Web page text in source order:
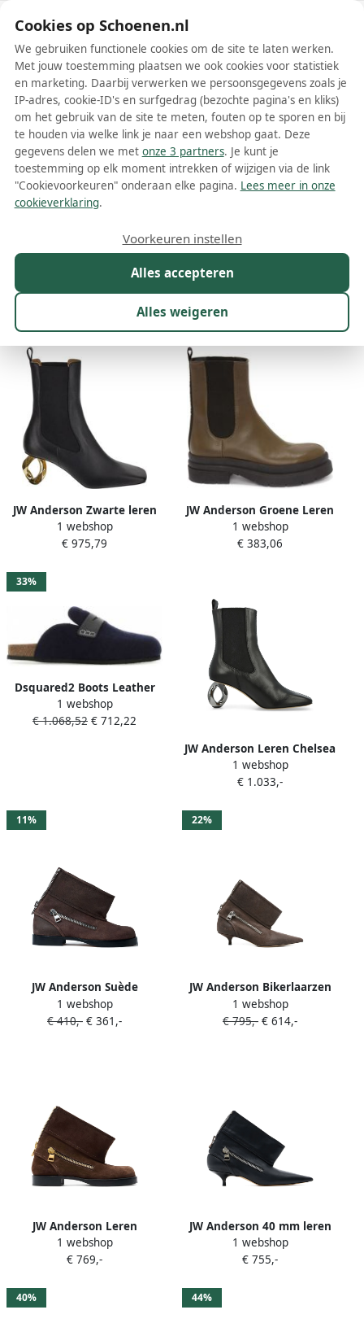
Schoenen.nl
Wis filters Alle filters
JW Anderson dames boots
Meer lezen
Kleur Prijs
13 resultaten:
JW Anderson Zwarte leren
enkellaarsjes slip-on
1 webshop
€ 975,79
JW Anderson Groene Leren
Combat Enkellaarzen Green
Dames
1 webshop
€ 383,06
33%
Dsquared2 Boots Leather
Boots in zwart
1 webshop
€ 1.068,52 € 712,22
JW Anderson Leren Chelsea
laarzen met kettinghak
Zwart
1 webshop
€ 1.033,-
11%
JW Anderson Suède
enkellaarzen Bruin
1 webshop
€ 410,- € 361,-
22%
JW Anderson Bikerlaarzen
met kitten hak Bruin
1 webshop
€ 795,- € 614,-
JW Anderson Leren
enkellaarzen Bruin
1 webshop
€ 769,-
JW Anderson 40 mm leren
enkellaarzen Zwart
1 webshop
€ 755,-
40% 44%
Cookies op Schoenen.nl
We gebruiken functionele cookies om de site te laten werken.
Met jouw toestemming plaatsen we ook cookies voor statistiek
en marketing. Daarbij verwerken we persoonsgegevens zoals je
IP-adres, cookie-ID's en surfgedrag (bezochte pagina's en kliks)
om het gebruik van de site te meten, fouten op te sporen en bij
te houden via welke link je naar een webshop gaat. Deze
gegevens delen we met onze 3 partners. Je kunt je
toestemming op elk moment intrekken of wijzigen via de link
"Cookievoorkeuren" onderaan elke pagina. Lees meer in onze
cookieverklaring.
Alles accepteren
Alles weigeren
Voorkeuren instellen